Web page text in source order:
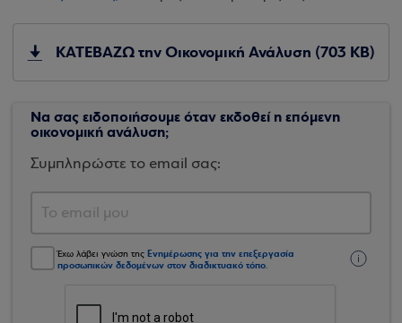
ΚΑΤΕΒΑΖΩ την Οικονομική Ανάλυση (703 KB)
Να σας ειδοποιήσουμε όταν εκδοθεί η επόμενη
οικονομική ανάλυση;
Συμπληρώστε το email σας:
Έχω λάβει γνώση της Ενημέρωσης για την επεξεργασία
προσωπικών δεδομένων στον διαδικτυακό τόπο.